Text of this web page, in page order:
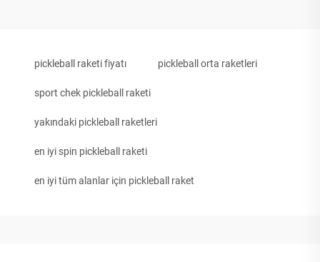
pickleball raketi fiyatı pickleball orta raketleri
sport chek pickleball raketi
yakındaki pickleball raketleri
en iyi spin pickleball raketi
en iyi tüm alanlar için pickleball raket